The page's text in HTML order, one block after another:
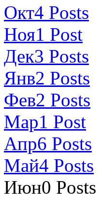
Окт4 Posts
Ноя1 Post
Дек3 Posts
Янв2 Posts
Фев2 Posts
Мар1 Post
Апр6 Posts
Май4 Posts
Июн0 Posts